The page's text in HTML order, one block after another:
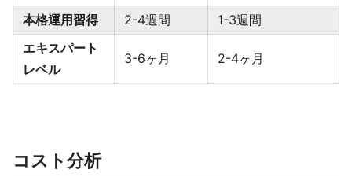
本格運用習得 2-4週間
1-3週間
エキスパート
レベル
3-6ヶ月 2-4ヶ月
コスト分析